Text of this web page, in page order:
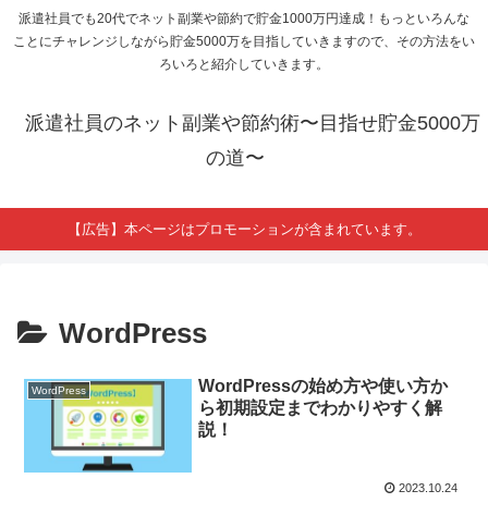
派遣社員でも20代でネット副業や節約で貯金1000万円達成！もっといろんな
ことにチャレンジしながら貯金5000万を目指していきますので、その方法をい
ろいろと紹介していきます。
派遣社員のネット副業や節約術〜目指せ貯金5000万
の道〜
【広告】本ページはプロモーションが含まれています。
WordPress
WordPress
WordPressの始め方や使い方か
ら初期設定までわかりやすく解
説！
2023.10.24